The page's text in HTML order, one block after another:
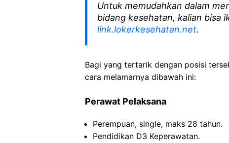
Untuk memudahkan dalam
bidang kesehatan, kalian bisa
link.lokerkesehatan.net.
Bagi yang tertarik dengan posisi
cara melamarnya dibawah ini:
Perawat Pelaksana
Perempuan, single, maks 28 tahun.
Pendidikan D3 Keperawatan.